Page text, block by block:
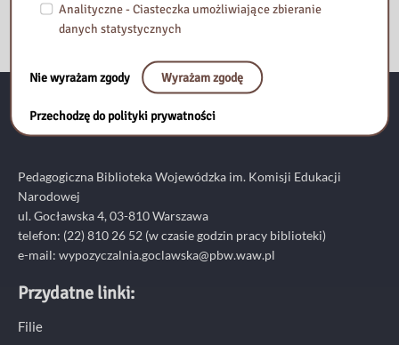
Kontakt:
Pedagogiczna Biblioteka Wojewódzka im. Komisji Edukacji
Narodowej
ul. Gocławska 4, 03-810 Warszawa
telefon: (22) 810 26 52 (w czasie godzin pracy biblioteki)
e-mail: wypozyczalnia.goclawska@pbw.waw.pl
Przydatne linki:
Filie
Analityczne - Ciasteczka umożliwiające zbieranie
danych statystycznych
Nie wyrażam zgody Wyrażam zgodę
Przechodzę do polityki prywatności